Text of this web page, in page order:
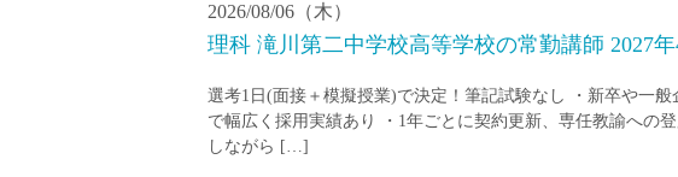
2026/08/06（木）
理科 滝川第二中学校高等学校の常勤講師 2027
選考1日(面接＋模擬授業)で決定！筆記試験なし ・新卒や一
で幅広く採用実績あり ・1年ごとに契約更新、専任教諭への
しながら […]